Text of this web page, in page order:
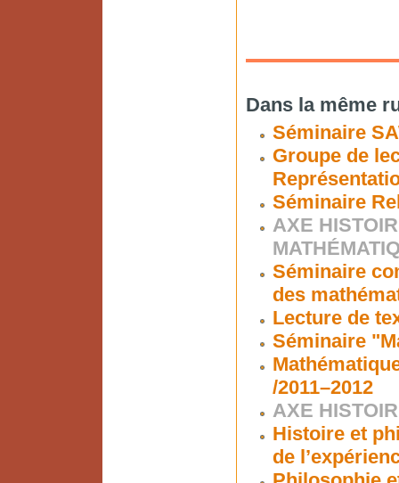
Dans la même
Séminaire
Groupe de
Séminaire
AXE
Séminaire
des
Lecture de
Séminaire
/2011–2012
AXE
Histoire et
de